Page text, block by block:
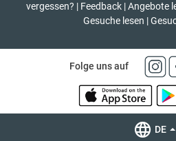
vergessen? | Feedback | Angebote
Gesuche lesen |
Folge uns auf
DE